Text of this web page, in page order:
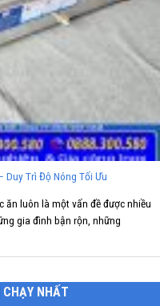
Duy Trì Độ Nóng Tối Ưu
ăn luôn là một vấn đề được nhiều
gia đình bận rộn, những
NHẤT